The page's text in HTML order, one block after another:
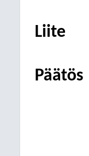
Liite
Päätös